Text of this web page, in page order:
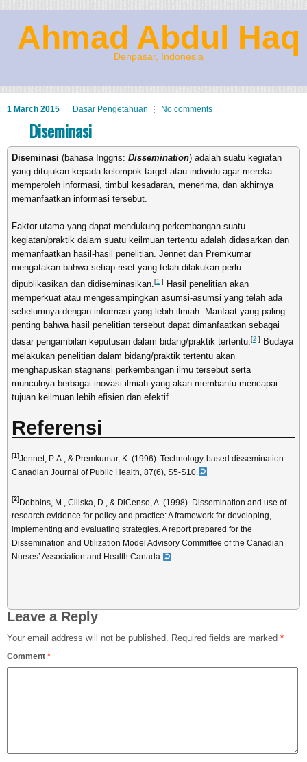
Ahmad Abdul Haq
Denpasar, Indonesia
1 March 2015 Dasar Pengetahuan No comments
Diseminasi
Diseminasi (bahasa Inggris: Dissemination) adalah suatu kegiatan
yang ditujukan kepada kelompok target atau individu agar mereka
memperoleh informasi, timbul kesadaran, menerima, dan akhirnya
memanfaatkan informasi tersebut.
Faktor utama yang dapat mendukung perkembangan suatu
kegiatan/praktik dalam suatu keilmuan tertentu adalah didasarkan dan
memanfaatkan hasil-hasil penelitian. Jennet dan Premkumar
mengatakan bahwa setiap riset yang telah dilakukan perlu
dipublikasikan dan didiseminasikan. [1 ]
Hasil penelitian akan
memperkuat atau mengesampingkan asumsi-asumsi yang telah ada
sebelumnya dengan informasi yang lebih ilmiah. Manfaat yang paling
penting bahwa hasil penelitian tersebut dapat dimanfaatkan sebagai
dasar pengambilan keputusan dalam bidang/praktik tertentu. [2 ]
Budaya
melakukan penelitian dalam bidang/praktik tertentu akan
menghapuskan stagnansi perkembangan ilmu tersebut serta
munculnya berbagai inovasi ilmiah yang akan membantu mencapai
tujuan keilmuan lebih efisien dan efektif.
Referensi
[1] Jennet, P. A., & Premkumar, K. (1996). Technology-based dissemination.
Canadian Journal of Public Health, 87(6), S5-S10.
[2] Dobbins, M., Ciliska, D., & DiCenso, A. (1998). Dissemination and use of
research evidence for policy and practice: A framework for developing,
implementing and evaluating strategies. A report prepared for the
Dissemination and Utilization Model Advisory Committee of the Canadian
Nurses’ Association and Health Canada.
Leave a Reply
Your email address will not be published. Required fields are marked *
Comment *